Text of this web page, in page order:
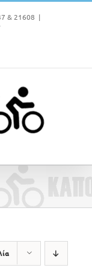
& 21608 |